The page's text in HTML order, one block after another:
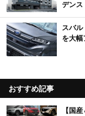
デンス
スバ
を大幅
おすすめ記事
【国